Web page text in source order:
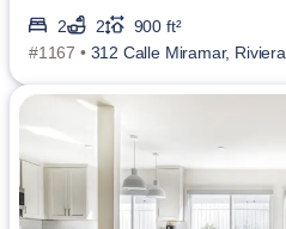
2 2
900 ft²
#1167 • 312 Calle Miramar, Riviera